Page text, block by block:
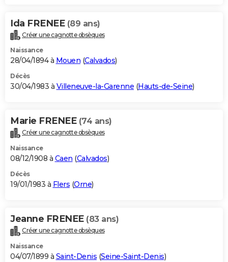
Ida FRENEE (89 ans)
Créer une cagnotte obsèques
Naissance
28/04/1894 à Mouen (Calvados)
Décès
30/04/1983 à Villeneuve-la-Garenne (Hauts-de-Seine)
Marie FRENEE (74 ans)
Créer une cagnotte obsèques
Naissance
08/12/1908 à Caen (Calvados)
Décès
19/01/1983 à Flers (Orne)
Jeanne FRENEE (83 ans)
Créer une cagnotte obsèques
Naissance
04/07/1899 à Saint-Denis (Seine-Saint-Denis)